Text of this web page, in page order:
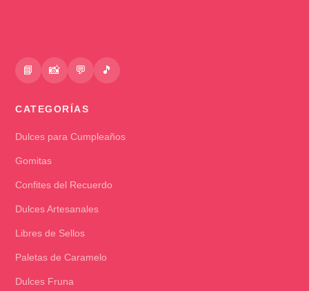
📘 📸 💬 🎵
CATEGORÍAS
Dulces para Cumpleaños
Gomitas
Confites del Recuerdo
Dulces Artesanales
Libres de Sellos
Paletas de Caramelo
Dulces Fruna